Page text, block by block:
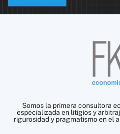
Somos la primera consultora
especializada en litigios y
rigurosidad y pragmatismo en el